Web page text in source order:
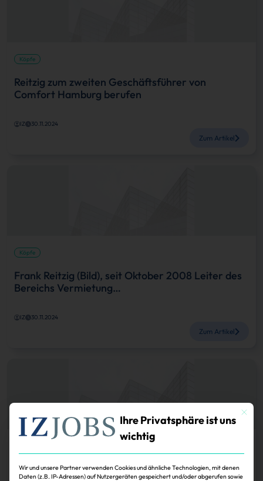
Köpfe
Reitzig zum zweiten Geschäftsführer von
Comfort Hamburg berufen
IZ 30.11.2024
Zum Artikel
Köpfe
Frank Reitzig (Bild), seit Oktober 2008 Leiter des
Bereichs Vermietung…
IZ 30.11.2024
Zum Artikel
Dietmar Saur (50), zuletzt Investmentmakler bei
Mit
Ihre Privatsphäre ist uns
wichtig
Wir und unsere Partner verwenden Cookies und ähnliche Technologien, mit denen
Daten (z.B. IP-Adressen) auf Nutzergeräten gespeichert und/oder abgerufen sowie